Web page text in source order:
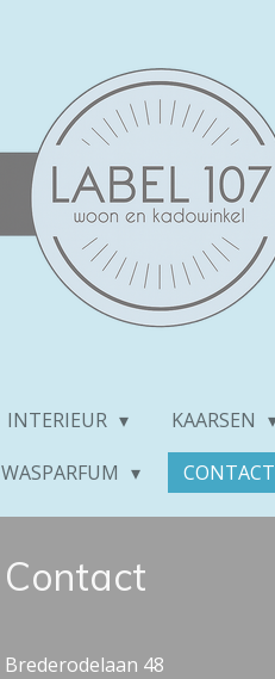
INTERIEUR KAARSEN
WASPARFUM CONTACT
Contact
Brederodelaan 48